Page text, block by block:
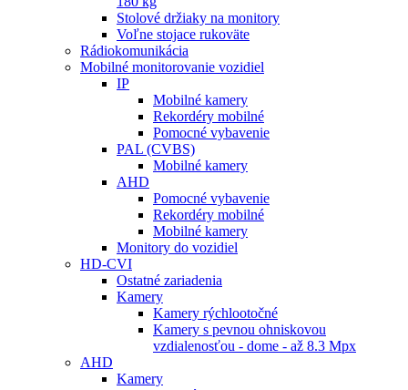
Stolové držiaky na monitory
Voľne stojace rukoväte
Rádiokomunikácia
Mobilné monitorovanie vozidiel
IP
Mobilné kamery
Rekordéry mobilné
Pomocné vybavenie
PAL (CVBS)
Mobilné kamery
AHD
Pomocné vybavenie
Rekordéry mobilné
Mobilné kamery
Monitory do vozidiel
HD-CVI
Ostatné zariadenia
Kamery
Kamery rýchlootočné
Kamery s pevnou ohniskovou
vzdialenosťou - dome - až 8.3 Mpx
AHD
Kamery